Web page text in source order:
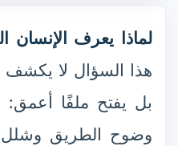
لماذا يعرف الإنسان
هذا السؤال لا
بل يفتح ملفًا أعمق:
وضوح الطريق وشلل